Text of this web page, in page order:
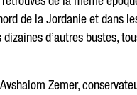
de la Jordanie et dans
d’autres bustes,
Zemer,